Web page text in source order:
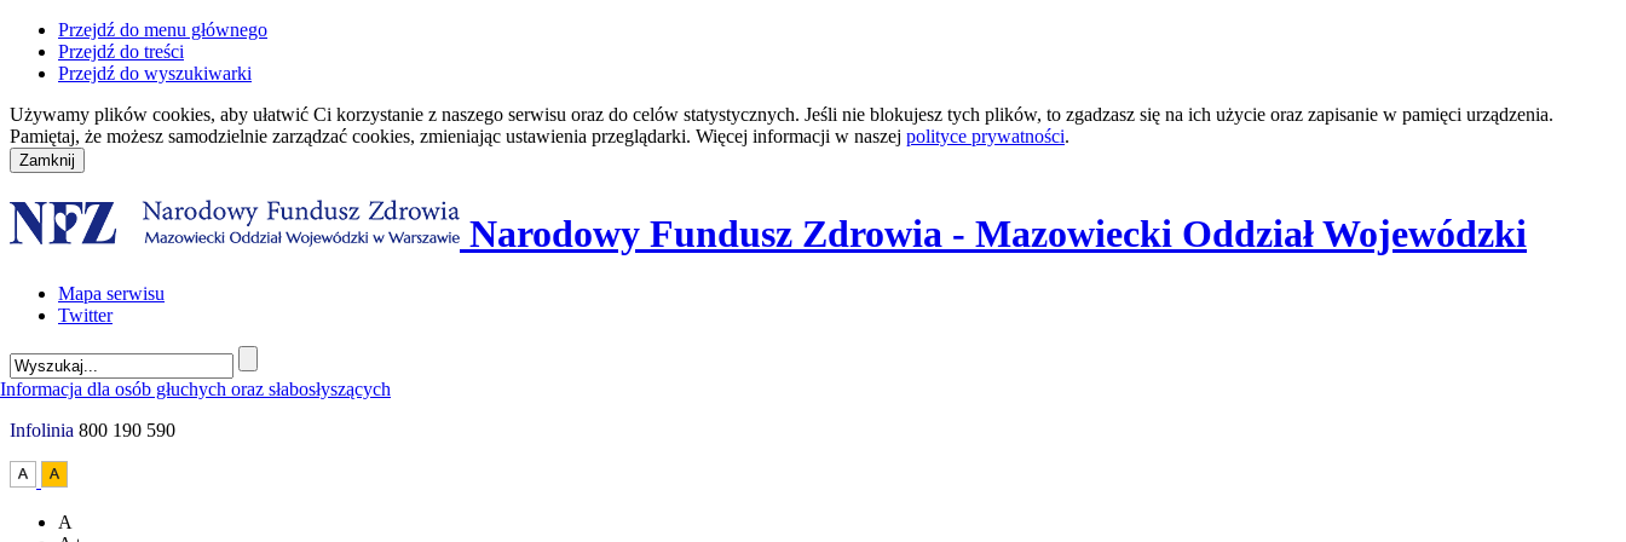
Przejdź do menu głównego
Przejdź do treści
Przejdź do wyszukiwarki
Używamy plików cookies, aby ułatwić Ci korzystanie z naszego serwisu oraz do celów statystycznych. Jeśli nie blokujesz tych plików, to zgadzasz się na ich użycie oraz zapisanie w pamięci urządzenia.
Pamiętaj, że możesz samodzielnie zarządzać cookies, zmieniając ustawienia przeglądarki. Więcej informacji w naszej polityce prywatności.
Narodowy Fundusz Zdrowia - Mazowiecki Oddział Wojewódzki
Mapa serwisu
Twitter
Infolinia 800 190 590
A